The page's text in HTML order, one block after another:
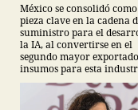
México se consolidó
pieza clave en la cadena
suministro para el
la IA, al convertirse en el
segundo mayor
insumos para esta